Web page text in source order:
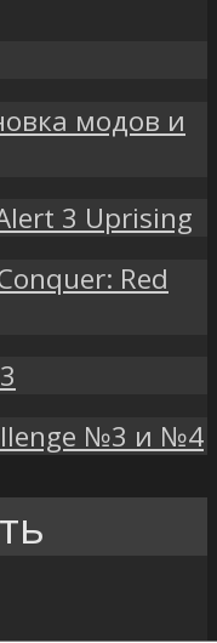
модов и
3 Uprising
Red
№3 и №4